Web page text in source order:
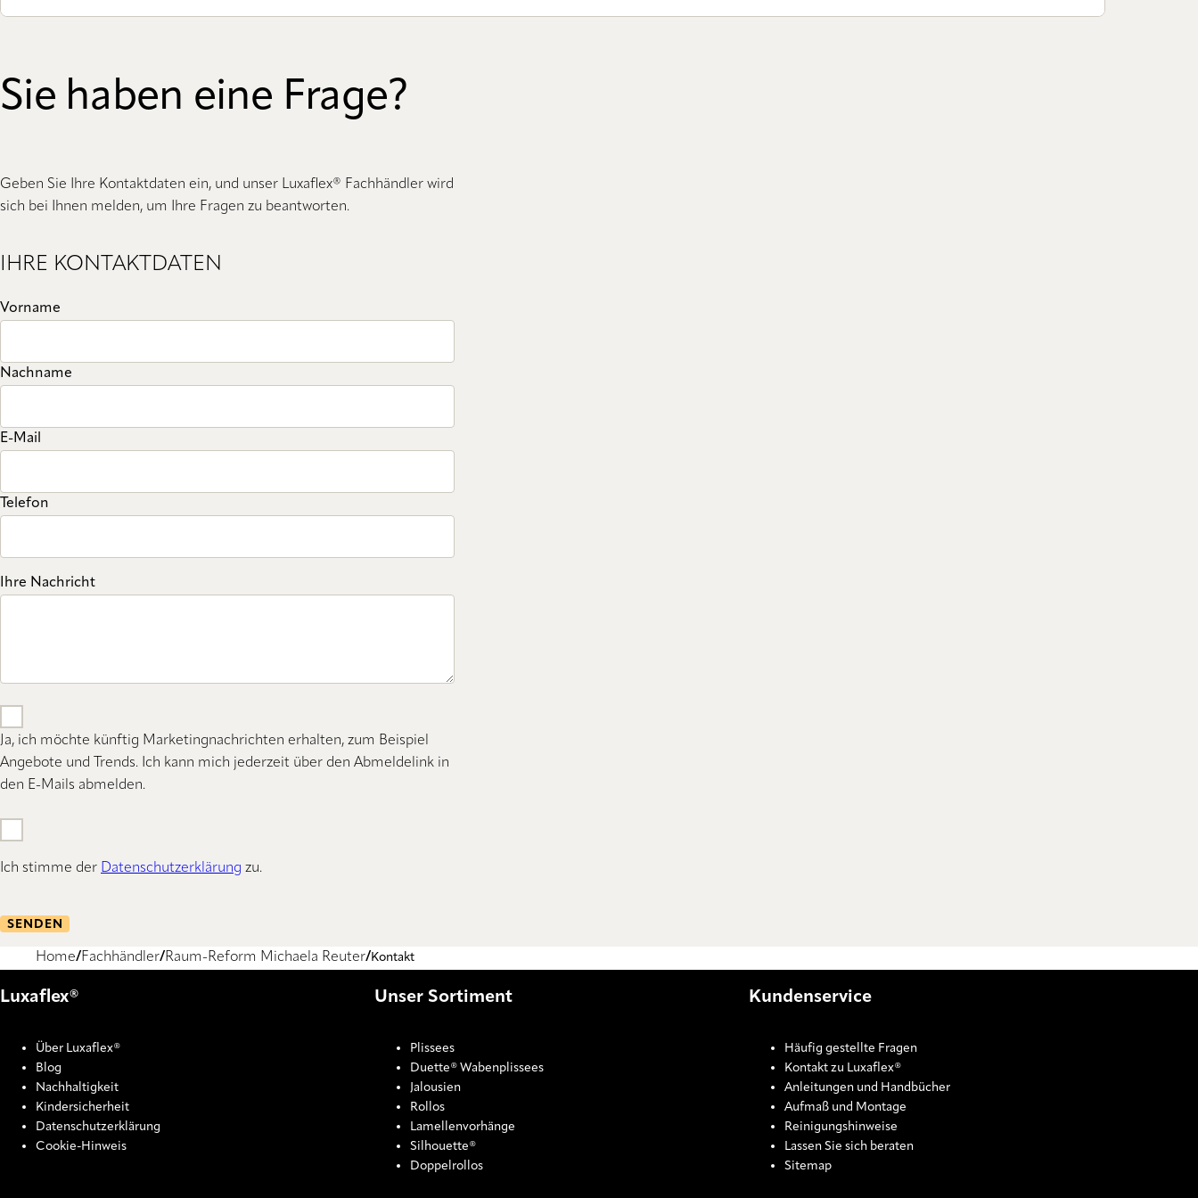
Sie haben eine Frage?
Geben Sie Ihre Kontaktdaten ein, und unser Luxaflex® Fachhändler wird
sich bei Ihnen melden, um Ihre Fragen zu beantworten.
IHRE KONTAKTDATEN
Vorname
Nachname
E-Mail
Telefon
Ihre Nachricht
Ja, ich möchte künftig Marketingnachrichten erhalten, zum Beispiel
Angebote und Trends. Ich kann mich jederzeit über den Abmeldelink in
den E-Mails abmelden.
Ich stimme der Datenschutzerklärung zu.
SENDEN
Home Fachhändler Raum-Reform Michaela Reuter Kontakt
Luxaflex®
Über Luxaflex®
Blog
Nachhaltigkeit
Kindersicherheit
Datenschutzerklärung
Cookie-Hinweis
Unser Sortiment
Plissees
Duette® Wabenplissees
Jalousien
Rollos
Lamellenvorhänge
Silhouette®
Doppelrollos
Kundenservice
Häufig gestellte Fragen
Kontakt zu Luxaflex®
Anleitungen und Handbücher
Aufmaß und Montage
Reinigungshinweise
Lassen Sie sich beraten
Sitemap